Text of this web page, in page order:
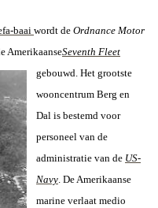
baaiwordt de Ordnance Motor
AmerikaanseSeventh Fleet
gebouwd. Het grootste
wooncentrum Berg en
Dal is bestemd voor
personeel van de
administratie van de US-
Navy. De Amerikaanse
marine verlaat medio